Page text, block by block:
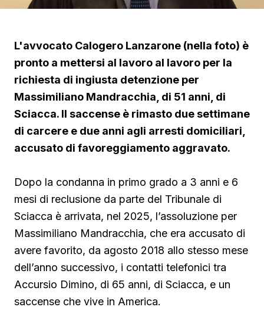
L'avvocato Calogero Lanzarone (nella foto) è
pronto a mettersi al lavoro al lavoro per la
richiesta di ingiusta detenzione per
Massimiliano Mandracchia, di 51 anni, di
Sciacca. Il saccense è rimasto due settimane
di carcere e due anni agli arresti domiciliari,
accusato di favoreggiamento aggravato.
Dopo la condanna in primo grado a 3 anni e 6
mesi di reclusione da parte del Tribunale di
Sciacca è arrivata, nel 2025, l’assoluzione per
Massimiliano Mandracchia, che era accusato di
avere favorito, da agosto 2018 allo stesso mese
dell’anno successivo, i contatti telefonici tra
Accursio Dimino, di 65 anni, di Sciacca, e un
saccense che vive in America.